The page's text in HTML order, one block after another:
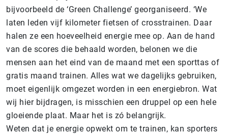
bijvoorbeeld de ‘Green Challenge’ georganiseerd. ‘We
laten leden vijf kilometer fietsen of crosstrainen. Daar
halen ze een hoeveelheid energie mee op. Aan de hand
van de scores die behaald worden, belonen we die
mensen aan het eind van de maand met een sporttas of
gratis maand trainen. Alles wat we dagelijks gebruiken,
moet eigenlijk omgezet worden in een energiebron. Wat
wij hier bijdragen, is misschien een druppel op een hele
gloeiende plaat. Maar het is zó belangrijk.
Weten dat je energie opwekt om te trainen, kan sporters